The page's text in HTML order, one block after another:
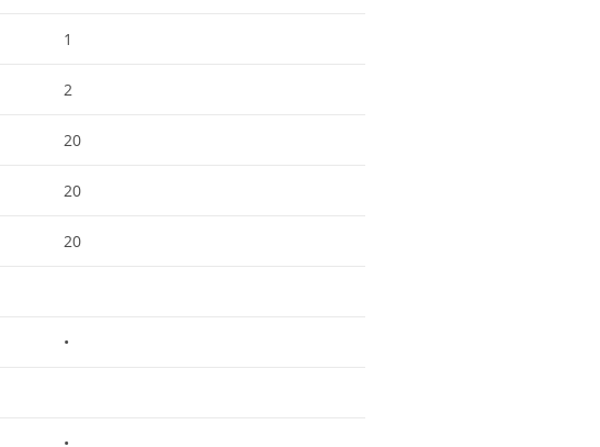
1
2
20
20
20
•